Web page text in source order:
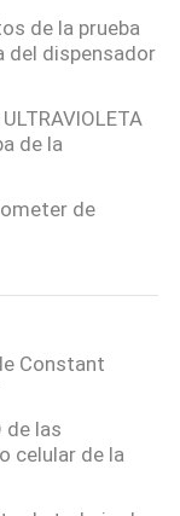
de la prueba
del dispensador
de la
de
Constant
de las
celular de la